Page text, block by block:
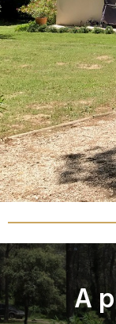
EN SAVOIR PLUS
A